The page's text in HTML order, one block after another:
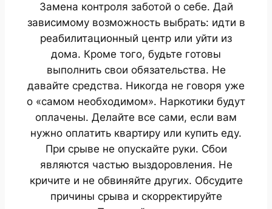
Замена контроля заботой о себе. Дай
зависимому возможность выбрать: идти в
реабилитационный центр или уйти из
дома. Кроме того, будьте готовы
выполнить свои обязательства. Не
давайте средства. Никогда не говоря уже
о «самом необходимом». Наркотики будут
оплачены. Делайте все сами, если вам
нужно оплатить квартиру или купить еду.
При срыве не опускайте руки. Сбои
являются частью выздоровления. Не
кричите и не обвиняйте других. Обсудите
причины срыва и скорректируйте